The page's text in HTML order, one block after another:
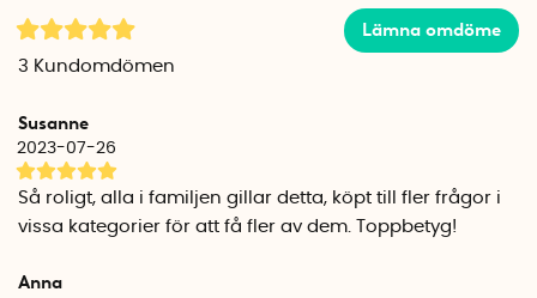
sitter på sidan av asken. Först till 30 poäng vinner!
möjliga svar och är perfekt att ta med på resan, ha i båten
eller ta fram i parken för ett snabbt spel på picknicken.
Sällskapsspel bäst i test
Smart 10 vann Årets Vuxenspel 2017 (Guldtärningen) och
Lämna omdöme
3 Kundomdömen
Susanne
2023-07-26
Så roligt, alla i familjen gillar detta, köpt till fler frågor i
vissa kategorier för att få fler av dem. Toppbetyg!
Anna